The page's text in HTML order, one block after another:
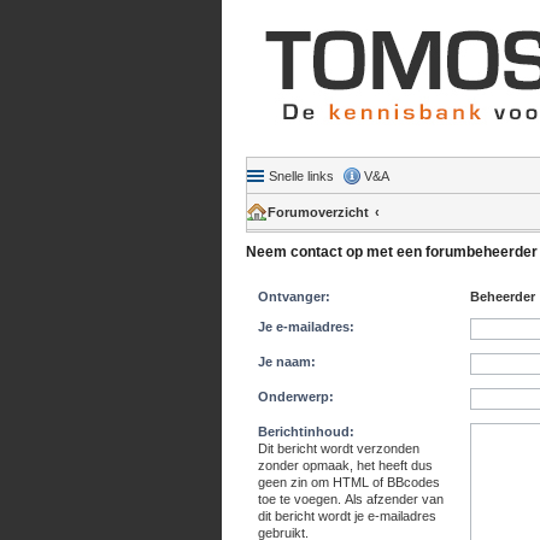
Snelle links V&A
Forumoverzicht
Neem contact op met een forumbeheerder
Ontvanger: Beheerder
Je e-mailadres:
Je naam:
Onderwerp:
Berichtinhoud:
Dit bericht wordt verzonden
zonder opmaak, het heeft dus
geen zin om HTML of BBcodes
toe te voegen. Als afzender van
dit bericht wordt je e-mailadres
gebruikt.